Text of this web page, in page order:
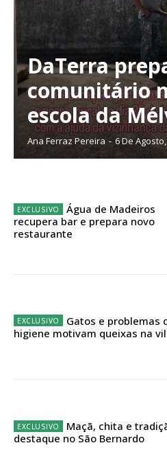
Planos de
Faça-se assinante do Região de
público!
Sendo assinante terá acesso a todos
12
DaTerra
comunitário
escola da
Ana Ferraz Pereira - 6 De
Água de Madeiros
recupera bar e prepara novo
restaurante
Gatos e problemas
higiene motivam queixas na
Maçã, chita e
destaque no São Bernardo